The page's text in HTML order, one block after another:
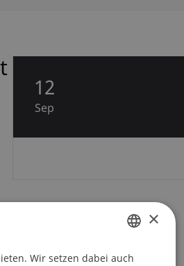
12
Sep
GERMAN
×
Wir setzen dabei auch